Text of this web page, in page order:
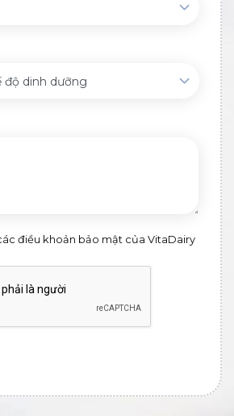
độ dinh dưỡng
điều khoản bảo mật của VitaDairy